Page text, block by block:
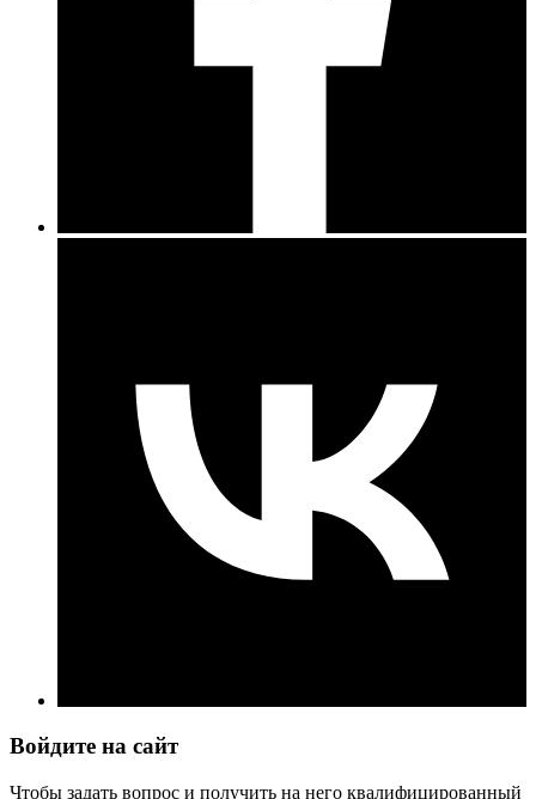
Войдите на сайт
Чтобы задать вопрос и получить на него квалифицированный